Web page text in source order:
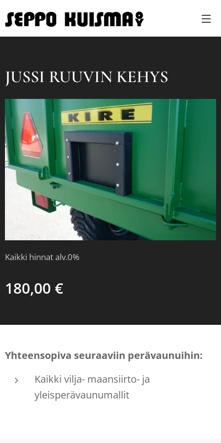
JUSSI RUUVIN KEHYS
Kaikki hinnat alv.0%
180,00 €
Yhteensopiva seuraaviin perävaunuihin:
Kaikki vilja- maansiirto- ja
yleisperävaunumallit